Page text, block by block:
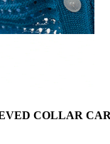
COLLAR